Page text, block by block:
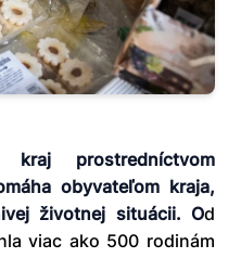
kraj prostredníctvom
obyvateľom kraja,
životnej situácii. Od
viac ako 500 rodinám